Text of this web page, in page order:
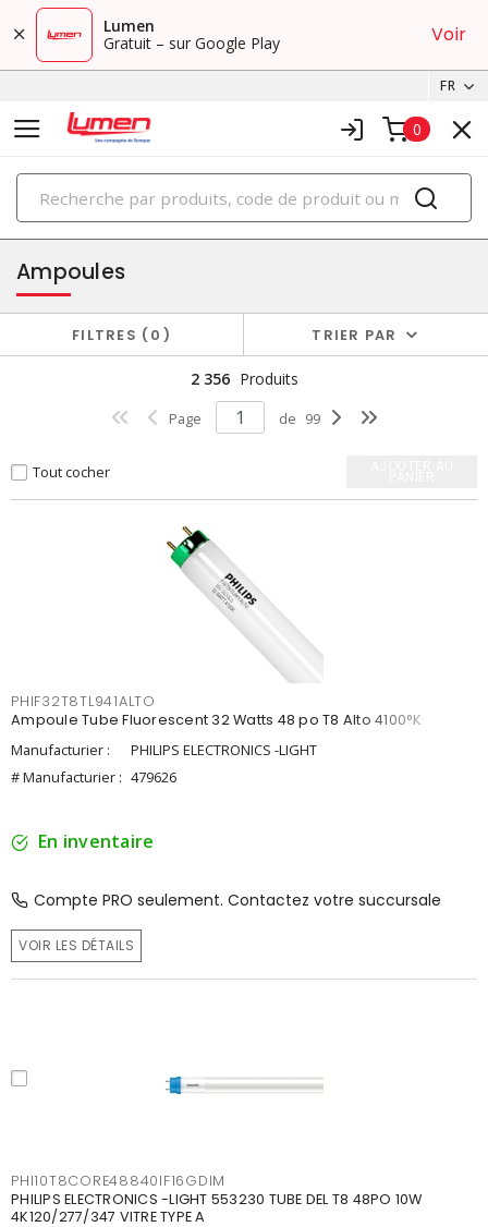
Lumen
Gratuit – sur Google Play
Voir
FR
0
PRODUITS
éclairage
Ampoules
FILTRES 0 TRIER PAR
2 356 Produits
Page de 99
Tout cocher
PHIF32T8TL941ALTO
Ampoule Tube Fluorescent 32 Watts 48 po T8 Alto 4100°K
Manufacturier :
PHILIPS ELECTRONICS -LIGHT
# Manufacturier : 479626
En inventaire
Compte PRO seulement. Contactez votre succursale
VOIR LES DÉTAILS
PHI10T8CORE48840IF16GDIM
PHILIPS ELECTRONICS -LIGHT 553230 TUBE DEL T8 48PO 10W
4K120/277/347 VITRE TYPE A